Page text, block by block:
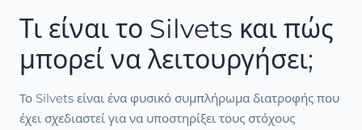
Τι είναι το Silvets και πώς
μπορεί να λειτουργήσει;
Το Silvets είναι ένα φυσικό συμπλήρωμα διατροφής που
έχει σχεδιαστεί για να υποστηρίξει τους στόχους